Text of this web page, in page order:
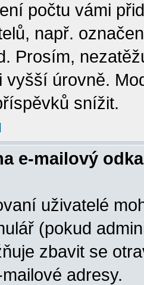
počtu vámi
např.
Prosím,
vyšší úrovně.
snížit.
e-mailový
uživatelé
(pokud
zbavit se
adresy.